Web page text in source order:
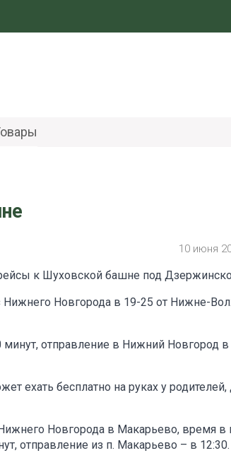
10 июня
к Шуховской башне под
Нижнего Новгорода в 19-25 от Нижне-
отправление в Нижний Новгород
ехать бесплатно на руках у родителей,
Новгорода в Макарьево, время в
отправление из п. Макарьево – в 12:30.